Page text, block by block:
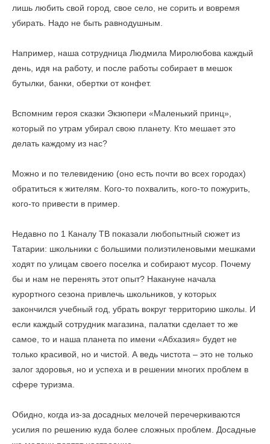
лишь любить свой город, свое село, не сорить и вовремя
убирать. Надо не быть равнодушным.
Например, наша сотрудница Людмила Миролюбова каждый
день, идя на работу, и после работы собирает в мешок
бутылки, банки, обертки от конфет.
Вспомним героя сказки Экзюпери «Маленький принц»,
который по утрам убирал свою планету. Кто мешает это
делать каждому из нас?
Можно и по телевидению (оно есть почти во всех городах)
обратиться к жителям. Кого-то похвалить, кого-то пожурить,
кого-то привести в пример.
Недавно по 1 Каналу ТВ показали любопытный сюжет из
Татарии: школьники с большими полиэтиленовыми мешками
ходят по улицам своего поселка и собирают мусор. Почему
бы и нам не перенять этот опыт? Накануне начала
курортного сезона привлечь школьников, у которых
закончился учебный год, убрать вокруг территорию школы. И
если каждый сотрудник магазина, палатки сделает то же
самое, то и наша планета по имени «Абхазия» будет не
только красивой, но и чистой. А ведь чистота – это не только
залог здоровья, но и успеха и в решении многих проблем в
сфере туризма.
Обидно, когда из-за досадных мелочей перечеркиваются
усилия по решению куда более сложных проблем. Досадные